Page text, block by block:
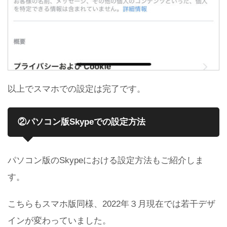
以上でスマホでの設定は完了です。
②パソコン版Skypeでの設定方法
パソコン版のSkypeにおける設定方法もご紹介しま
す。
こちらもスマホ版同様、2022年３月現在では若干デザ
インが変わっていました。